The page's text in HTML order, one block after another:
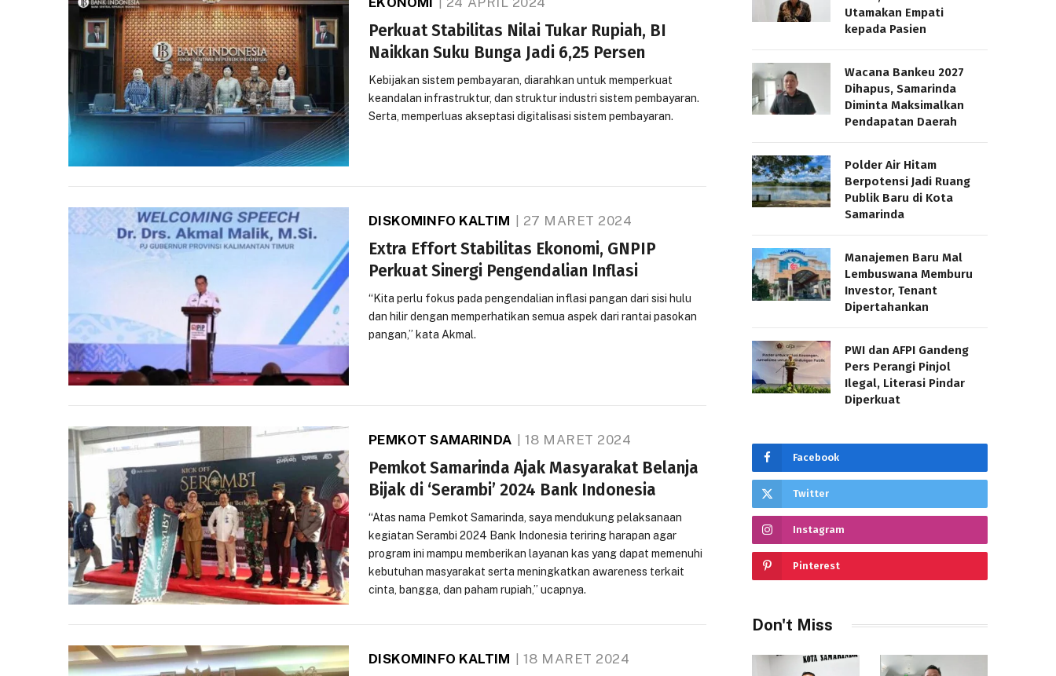
Perkuat Stabilitas Nilai Tukar Rupiah, BI
Naikkan Suku Bunga Jadi 6,25 Persen
Kebijakan sistem pembayaran, diarahkan untuk memperkuat
keandalan infrastruktur, dan struktur industri sistem pembayaran.
Serta, memperluas akseptasi digitalisasi sistem pembayaran.
DISKOMINFO KALTIM 27 MARET 2024
Extra Effort Stabilitas Ekonomi, GNPIP
Perkuat Sinergi Pengendalian Inflasi
“Kita perlu fokus pada pengendalian inflasi pangan dari sisi hulu
dan hilir dengan memperhatikan semua aspek dari rantai pasokan
pangan,” kata Akmal.
PEMKOT SAMARINDA 18 MARET 2024
Pemkot Samarinda Ajak Masyarakat Belanja
Bijak di ‘Serambi’ 2024 Bank Indonesia
“Atas nama Pemkot Samarinda, saya mendukung pelaksanaan
kegiatan Serambi 2024 Bank Indonesia teriring harapan agar
program ini mampu memberikan layanan kas yang dapat memenuhi
kebutuhan masyarakat serta meningkatkan awareness terkait
cinta, bangga, dan paham rupiah,” ucapnya.
DISKOMINFO KALTIM 18 MARET 2024
Utamakan Empati
kepada Pasien
Wacana Bankeu 2027
Dihapus, Samarinda
Diminta Maksimalkan
Pendapatan Daerah
Polder Air Hitam
Berpotensi Jadi Ruang
Publik Baru di Kota
Samarinda
Manajemen Baru Mal
Lembuswana Memburu
Investor, Tenant
Dipertahankan
PWI dan AFPI Gandeng
Pers Perangi Pinjol
Ilegal, Literasi Pindar
Diperkuat
Facebook
Twitter
Instagram
Pinterest
Don't Miss